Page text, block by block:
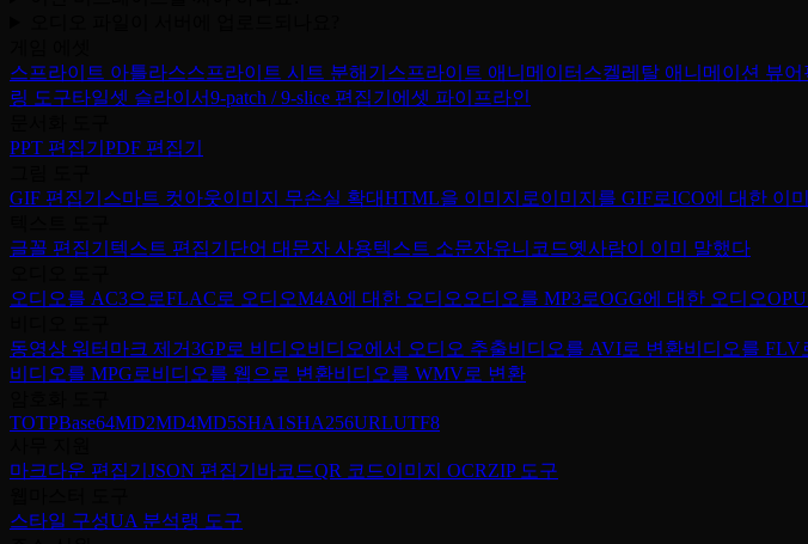
스프라이트 아틀라스스프라이트 시트 분해기 스프라이트 애니메이터 스켈레탈 애니메이션 뷰어
링 도구타일셋 슬라이서9-patch / 9-slice 편집기 에셋 파이프라인
PPT 편집기 PDF 편집기
GIF 편집기 스마트 컷아웃이미지 무손실 확대HTML을 이미지로이미지를 GIF로ICO에 대한 이미
글꼴 편집기 텍스트 편집기 단어 대문자 사용텍스트 소문자유니코드옛사람이 이미 말했다
오디오를 AC3으로FLAC로 오디오M4A에 대한 오디오 오디오를 MP3로OGG에 대한 오디오
동영상 워터마크 제거3GP로 비디오비디오에서 오디오 추출비디오를 AVI로 변환비디오를 FLV
비디오를 MPG로비디오를 웹으로 변환비디오를 WMV로 변환
TOTPBase64MD2MD4MD5SHA1 SHA256URLUTF8
마크다운 편집기 JSON 편집기 바코드QR 코드이미지 OCRZIP 도구
스타일 구성UA 분석랭 도구